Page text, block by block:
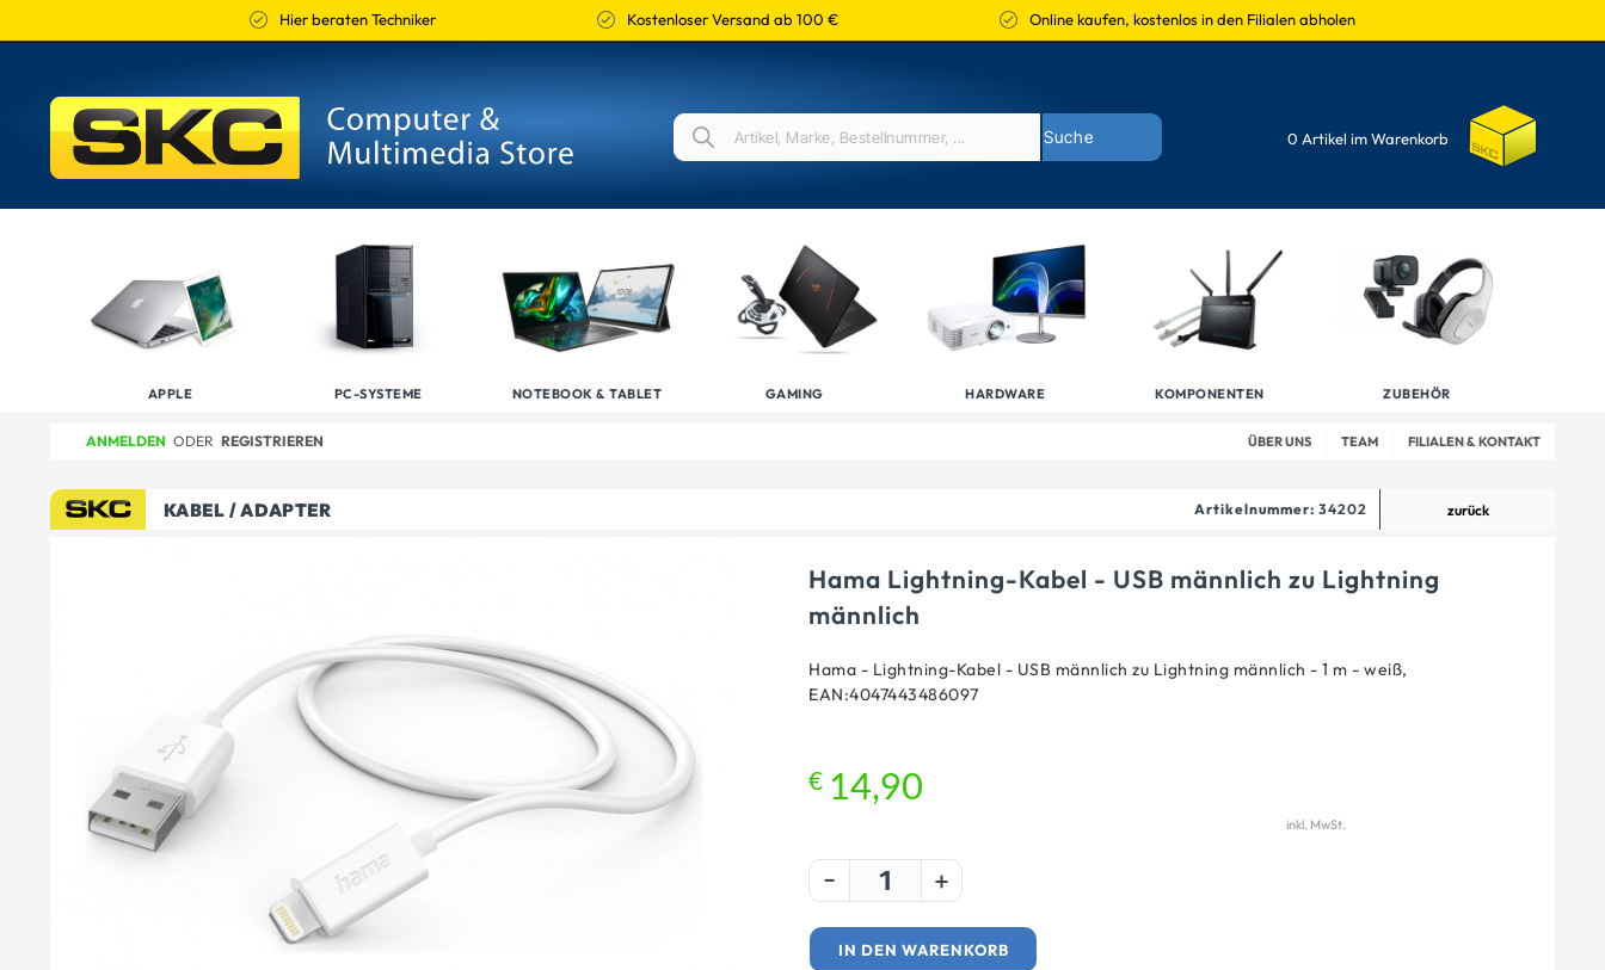
Hier beraten Techniker Kostenloser Versand ab 100 € Online kaufen, kostenlos in den Filialen abholen
0 Artikel im Warenkorb
APPLE PC-SYSTEME NOTEBOOK & TABLET GAMING HARDWARE KOMPONENTEN ZUBEHÖR
ANMELDEN ODER REGISTRIEREN ÜBER UNS TEAM FILIALEN & KONTAKT
KABEL / ADAPTER Artikelnummer: 34202 zurück
Hama Lightning-Kabel - USB männlich zu Lightning
männlich
Hama - Lightning-Kabel - USB männlich zu Lightning männlich - 1 m - weiß,
EAN:4047443486097
€ 14,90
inkl. MwSt.
- +
IN DEN WARENKORB